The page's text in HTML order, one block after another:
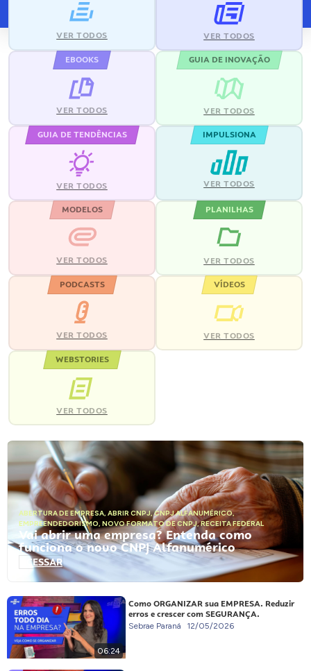
VER TODOS VER TODOS
EBOOKS
VER TODOS
GUIA DE INOVAÇÃO
VER TODOS
GUIA DE TENDÊNCIAS
VER TODOS
IMPULSIONA
VER TODOS
MODELOS
VER TODOS
PLANILHAS
VER TODOS
PODCASTS
VER TODOS
VÍDEOS
VER TODOS
WEBSTORIES
VER TODOS
ABERTURA DE EMPRESA, ABRIR CNPJ,CNPJ ALFANUMÉRICO,
EMPREENDEDORISMO, NOVO FORMATO DE CNPJ,RECEITA FEDERAL
Vai abrir uma empresa? Entenda como
funciona o novo CNPJ Alfanumérico
ACESSAR
06:24
Como ORGANIZAR sua EMPRESA. Reduzir
erros e crescer com SEGURANÇA.
Sebrae Paraná 12/05/2026